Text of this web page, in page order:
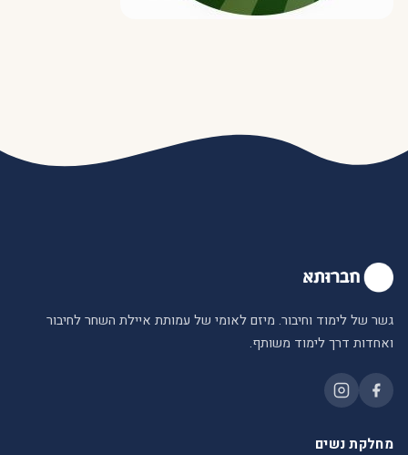
גשר של לימוד וחיבור. מיזם לאומי של עמותת איילת השחר לחיבור
ואחדות דרך לימוד משותף.
מחלקת נשים